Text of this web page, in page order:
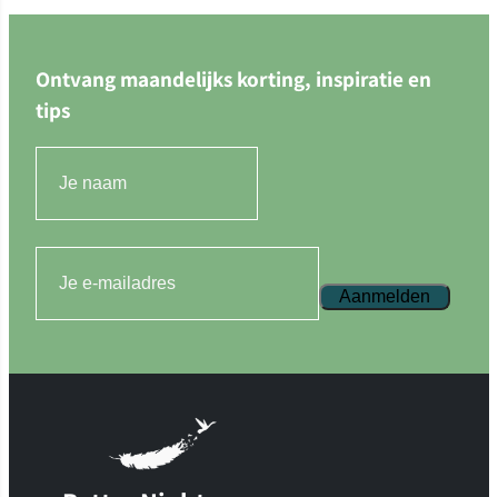
Ontvang maandelijks korting, inspiratie en
tips
Aanmelden